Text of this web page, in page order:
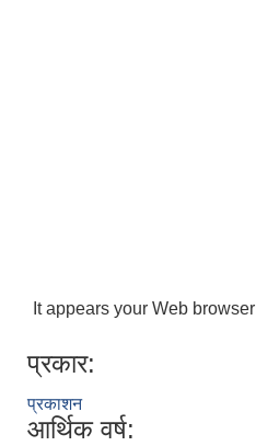
It appears your Web
प्रकार:
प्रकाशन
आर्थिक वर्ष: